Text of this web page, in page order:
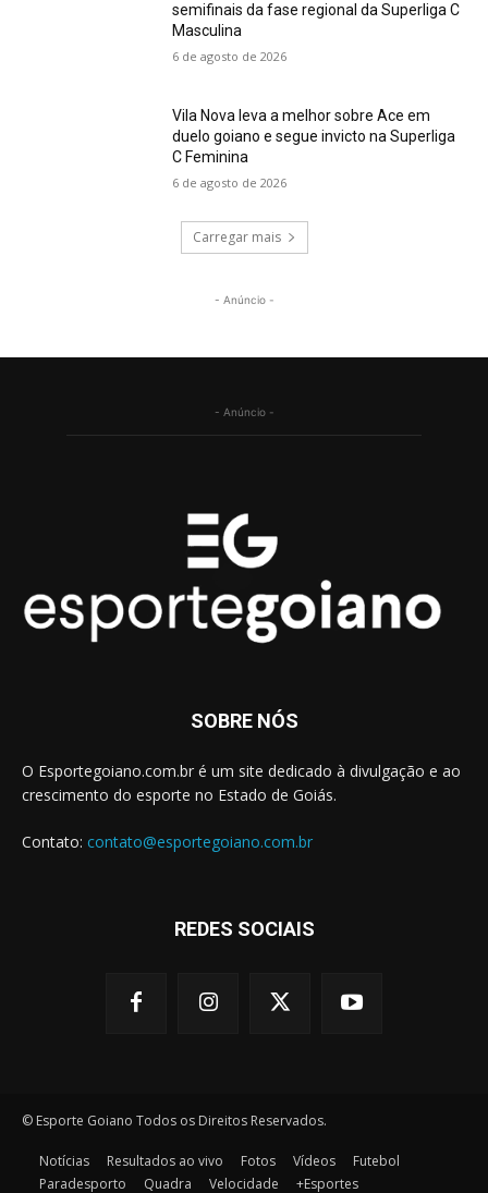
semifinais da fase regional da Superliga C
Masculina
6 de agosto de 2026
Vila Nova leva a melhor sobre Ace em
duelo goiano e segue invicto na Superliga
C Feminina
6 de agosto de 2026
Carregar mais
- Anúncio -
- Anúncio -
SOBRE NÓS
O Esportegoiano.com.br é um site dedicado à divulgação e ao
crescimento do esporte no Estado de Goiás.
Contato: contato@esportegoiano.com.br
REDES SOCIAIS
© Esporte Goiano Todos os Direitos Reservados.
Notícias Resultados ao vivo Fotos Vídeos
Futebol
Paradesporto
Quadra Velocidade +Esportes